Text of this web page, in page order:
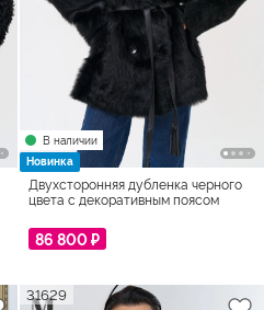
В наличии
Новинка
Двухсторонняя дубленка черного
цвета с декоративным поясом
86 800 ₽
31629